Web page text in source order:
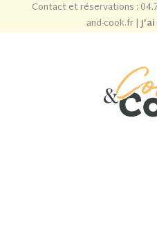
Contact et réservations :
and-cook.fr|